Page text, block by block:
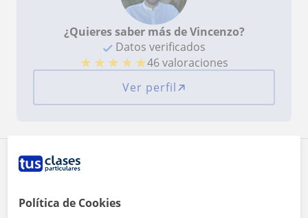
¿Quieres saber más de Vincenzo?
Datos verificados
★ ★ ★ ★ ★46 valoraciones
Ver perfil
Zona de Vincenzo
Localidades a las que se desplaza para dar clase
Política de Cookies